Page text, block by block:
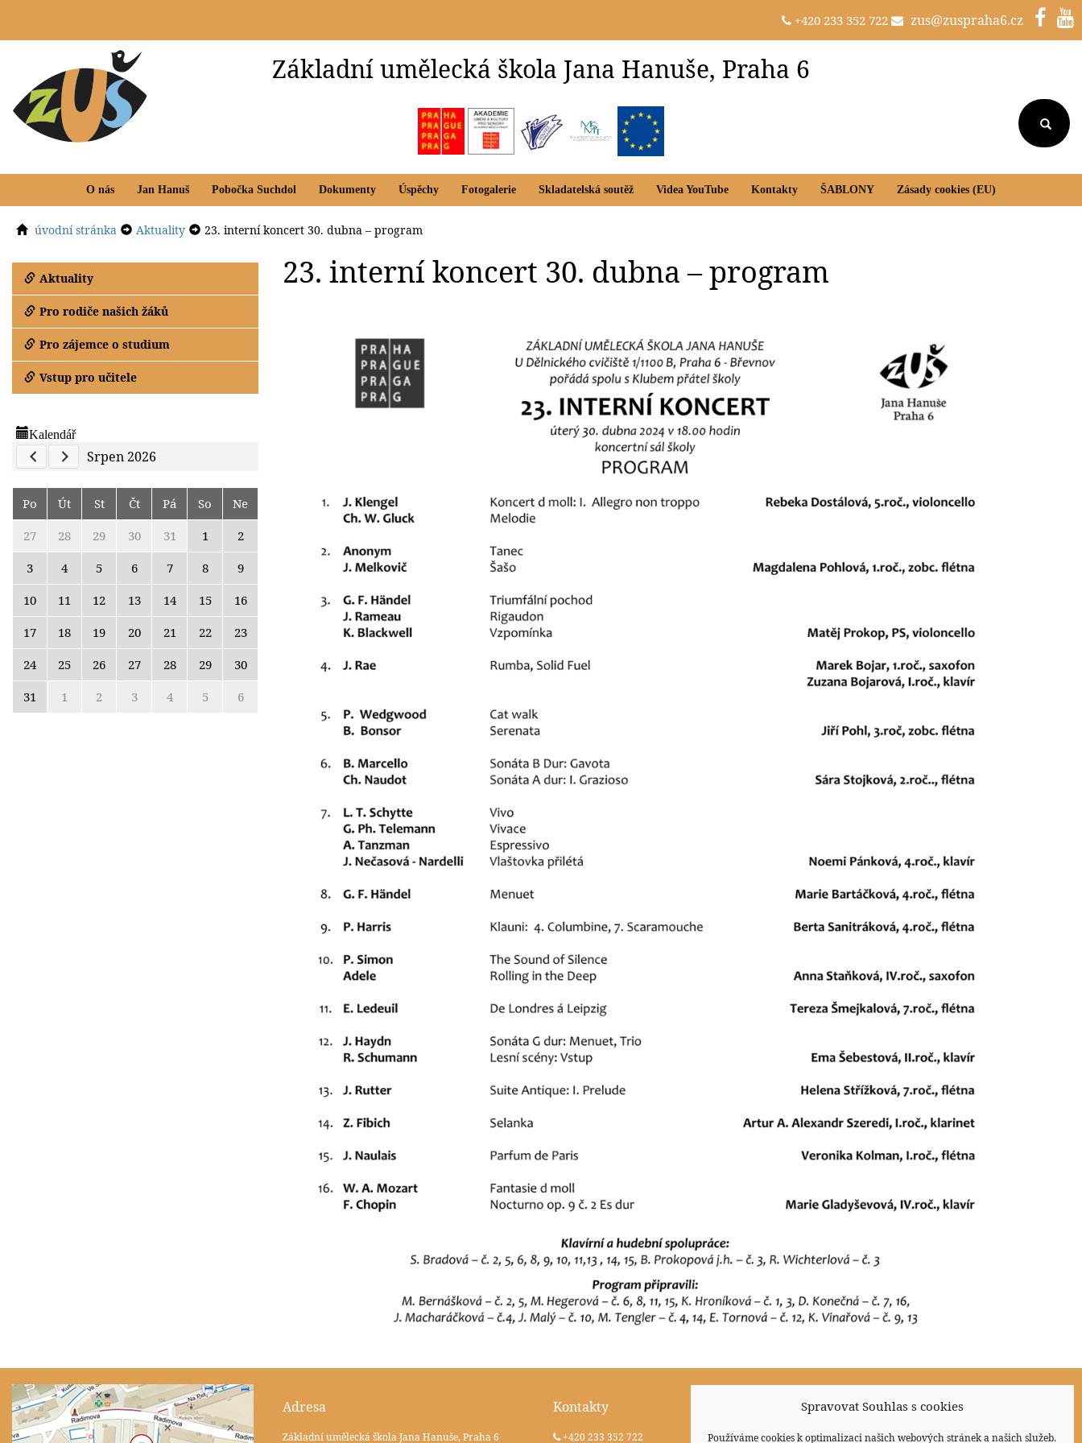
Spravovat Souhlas s cookies
Používáme cookies k optimalizaci našich webových stránek a našich služeb.
+420 233 352 722 zus@zuspraha6.cz
Základní umělecká škola Jana Hanuše, Praha 6
O nás Jan Hanuš Pobočka Suchdol Dokumenty Úspěchy Fotogalerie Skladatelská soutěž Videa YouTube Kontakty ŠABLONY Zásady cookies (EU)
úvodní stránka Aktuality 23. interní koncert 30. dubna – program
Aktuality
Pro rodiče našich žáků
Pro zájemce o studium
Vstup pro učitele
Kalendář
Previous Calendar
Next Calendar
Srpen 2026
Po Út St Čt Pá So
Ne
27
28 29 30 31 1
2
3
4 5 6 7 8
9
10
11 12 13 14 15
16
17
18 19 20 21 22
23
24
25 26 27 28 29
30
31
1 2 3 4 5 6
23. interní koncert 30. dubna – program
Adresa
Základní umělecká škola Jana Hanuše, Praha 6
Kontakty
+420 233 352 722
Sociální sítě